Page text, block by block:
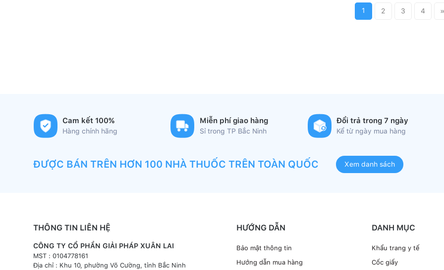
1 2 3 4
Cam kết 100%
Hàng chính hãng
Miễn phí giao hàng
Sỉ trong TP Bắc Ninh
Đổi trả trong 7 ngày
Kể từ ngày mua hàng
ĐƯỢC BÁN TRÊN HƠN 100 NHÀ THUỐC TRÊN TOÀN QUỐC Xem danh sách
THÔNG TIN LIÊN HỆ
CÔNG TY CỔ PHẦN GIẢI PHÁP XUÂN LAI
MST : 0104778161
Địa chỉ : Khu 10, phường Võ Cường, tỉnh Bắc Ninh
HƯỚNG DẪN
Bảo mật thông tin
Hướng dẫn mua hàng
DANH MỤC
Khẩu trang y tế
Cốc giấy